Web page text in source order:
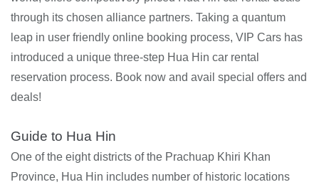
through its chosen alliance partners. Taking a quantum
leap in user friendly online booking process, VIP Cars has
introduced a unique three-step Hua Hin car rental
reservation process. Book now and avail special offers and
deals!
Guide to Hua Hin
One of the eight districts of the Prachuap Khiri Khan
Province, Hua Hin includes number of historic locations